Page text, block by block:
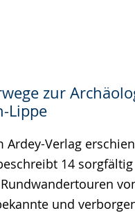
zur
Lippe
Ardey-Verlag
14 sorgfältig
und